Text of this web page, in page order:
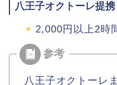
八王子オクトーレ提携
2,000円以上2時
八王子オクトーレ